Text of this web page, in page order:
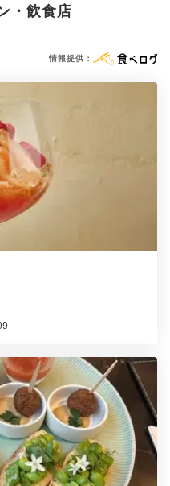
って、お風呂タイム。
ャワーが設置されてお
めます。上下セパレー
て、リラックスモード
場はなく（ダブ
を閉めて使うタ
報を表示しています。
・飲食店
情報提供：